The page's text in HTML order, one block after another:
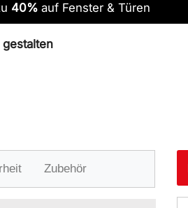
40% auf Fenster & Türen